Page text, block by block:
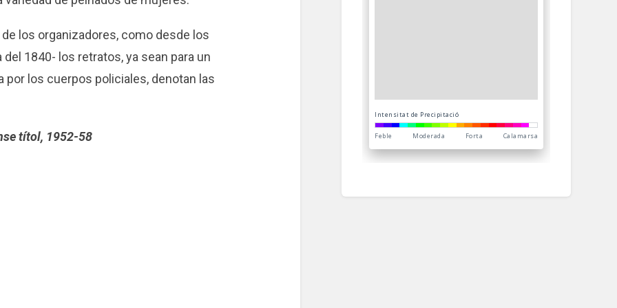
los organizadores, como desde los
1840- los retratos, ya sean para un
los cuerpos policiales, denotan las
títol, 1952-58